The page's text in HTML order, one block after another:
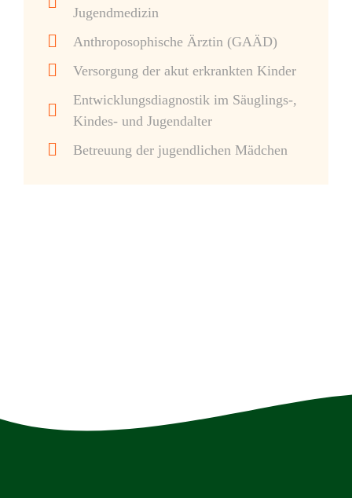
Jugendmedizin
Anthroposophische Ärztin (GAÄD)
Versorgung der akut erkrankten Kinder
Entwicklungsdiagnostik im Säuglings-,
Kindes- und Jugendalter
Betreuung der jugendlichen Mädchen